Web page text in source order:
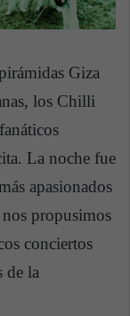
Giza
los Chilli
La noche fue
apasionados
propusimos
conciertos
de la